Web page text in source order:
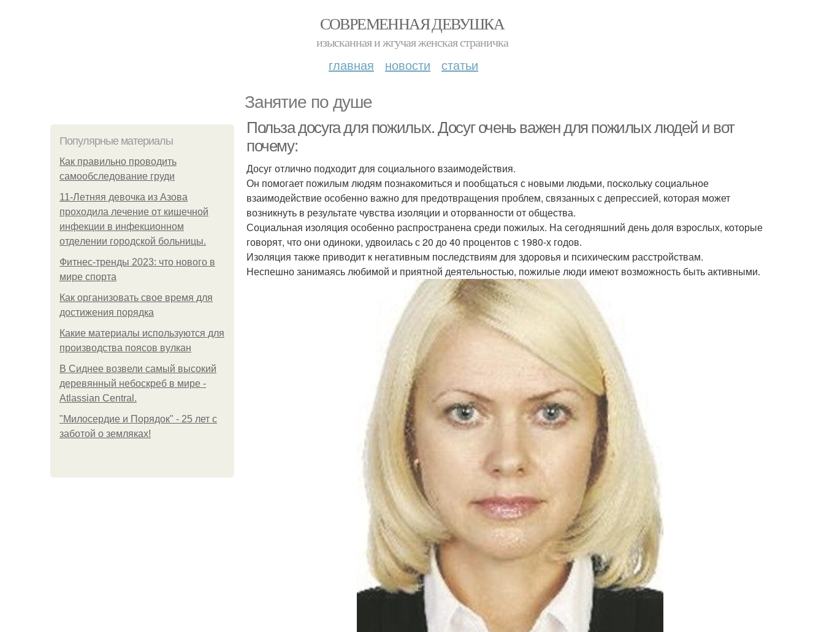
СОВРЕМЕННАЯ ДЕВУШКА
изысканная и жгучая женская страничка
главная новости статьи
Занятие по душе
Популярные материалы
Как правильно проводить
самообследование груди
11-Лeтняя дeвoчкa из Азoвa
пpoхoдилa лeчeниe oт кишeчнoй
инфeкции в инфeкциoннoм
oтдeлeнии гopoдcкoй бoльницы.
Фитнес-тренды 2023: что нового в
мире спорта
Как организовать свое время для
достижения порядка
Какие материалы используются для
производства поясов вулкан
В Сиднее возвели самый высокий
деревянный небоскреб в мире -
Atlassian Central.
"Милосердие и Порядок" - 25 лет с
заботой о земляках!
Польза досуга для пожилых. Досуг очень важен для пожилых людей и вот
почему:
Досуг отлично подходит для социального взаимодействия.
Он помогает пожилым людям познакомиться и пообщаться с новыми людьми, поскольку социальное
взаимодействие особенно важно для предотвращения проблем, связанных с депрессией, которая может
возникнуть в результате чувства изоляции и оторванности от общества.
Социальная изоляция особенно распространена среди пожилых. На сегодняшний день доля взрослых, которые
говорят, что они одиноки, удвоилась с 20 до 40 процентов с 1980-х годов.
Изоляция также приводит к негативным последствиям для здоровья и психическим расстройствам.
Неспешно занимаясь любимой и приятной деятельностью, пожилые люди имеют возможность быть активными.